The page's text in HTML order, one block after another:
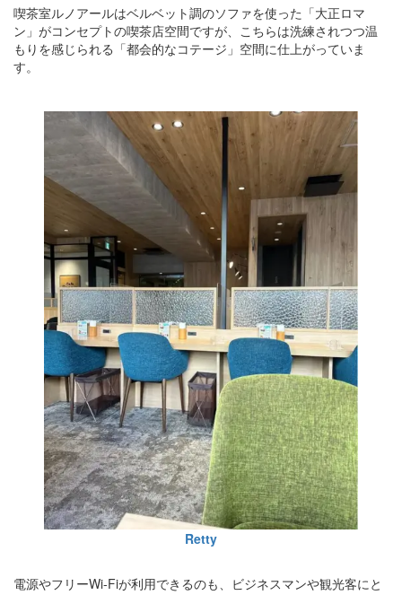
喫茶室ルノアールはベルベット調のソファを使った「大正ロマ
ン」がコンセプトの喫茶店空間ですが、こちらは洗練されつつ温
もりを感じられる「都会的なコテージ」空間に仕上がっていま
す。
Retty
電源やフリーWi-Fiが利用できるのも、ビジネスマンや観光客にと